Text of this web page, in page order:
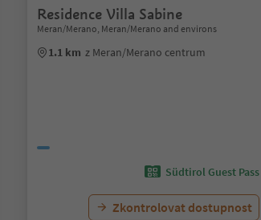
Residence Villa Sabine
Meran/Merano, Meran/Merano and environs
1.1 km z Meran/Merano centrum
Südtirol Guest Pass
Zkontrolovat dostupnost